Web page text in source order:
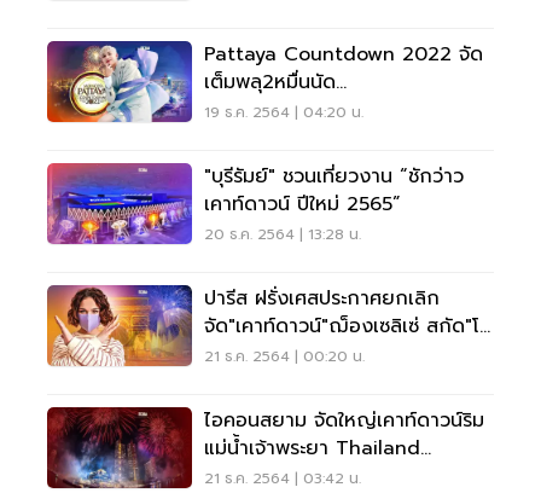
Pattaya Countdown 2022 จัด
เต็มพลุ2หมื่นนัด
คอนเสิร์ตBamBam ก็อตเซเวนร่วม
19 ธ.ค. 2564 | 04:20 น.
"บุรีรัมย์" ชวนเที่ยวงาน “ชักว่าว
เคาท์ดาวน์ ปีใหม่ 2565”
20 ธ.ค. 2564 | 13:28 น.
ปารีส ฝรั่งเศสประกาศยกเลิก
จัด"เคาท์ดาวน์"ฌ็องเซลิเซ่ สกัด"โอ
มิครอน"
21 ธ.ค. 2564 | 00:20 น.
ไอคอนสยาม จัดใหญ่เคาท์ดาวน์ริม
แม่น้ำเจ้าพระยา Thailand
Countdown 2022
21 ธ.ค. 2564 | 03:42 น.